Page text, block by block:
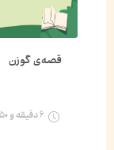
قصه‌ی گوزن
۶ دقیقه و ۵۰ ثانیه